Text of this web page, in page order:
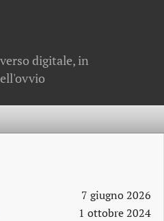
digitale, in
7 giugno 2026
1 ottobre 2024